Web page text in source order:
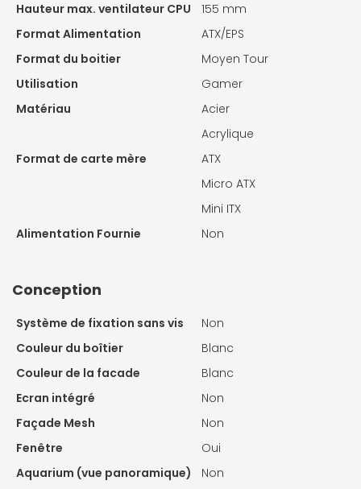
Hauteur max. ventilateur CPU
155 mm
Format Alimentation
ATX/EPS
Format du boitier
Moyen Tour
Utilisation
Gamer
Matériau
Acier
Acrylique
Format de carte mère
ATX
Micro ATX
Mini ITX
Alimentation Fournie
Non
Conception
Système de fixation sans vis
Non
Couleur du boîtier
Blanc
Couleur de la facade
Blanc
Ecran intégré
Non
Façade Mesh
Non
Fenêtre
Oui
Aquarium (vue panoramique)
Non